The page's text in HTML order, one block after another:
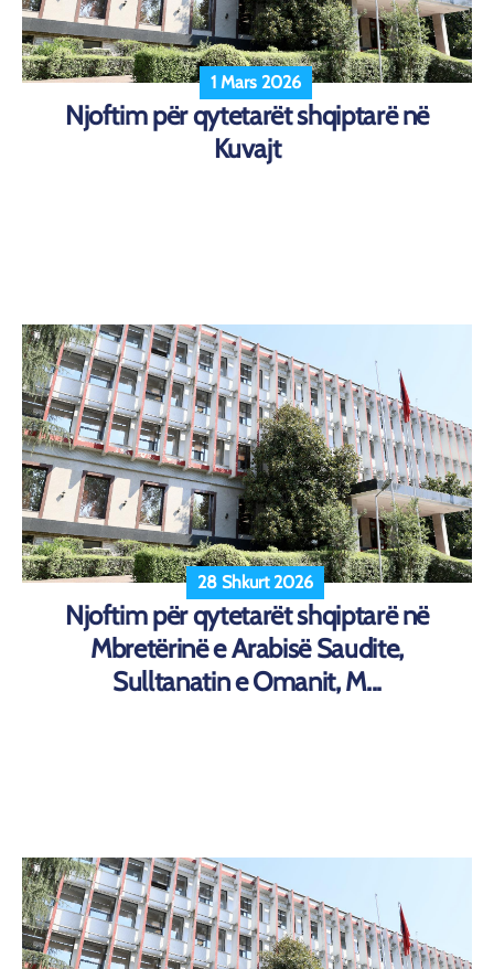
1 Mars 2026
Njoftim për qytetarët shqiptarë në
Kuvajt
28 Shkurt 2026
Njoftim për qytetarët shqiptarë në
Mbretërinë e Arabisë Saudite,
Sulltanatin e Omanit, M...